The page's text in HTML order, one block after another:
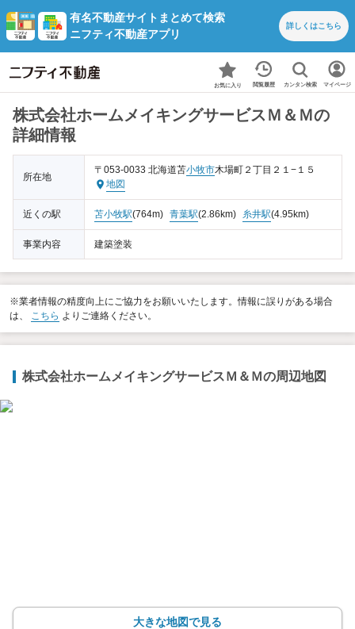
有名不動産サイトまとめて検索
ニフティ不動産アプリ
詳しくはこちら
お気に入り 閲覧履歴 カンタン検索 マイページ
株式会社ホームメイキングサービスＭ＆Ｍの
詳細情報
所在地
〒053-0033 北海道苫小牧市木場町２丁目２１−１５
地図
近くの駅 苫小牧駅(764m) 青葉駅(2.86km) 糸井駅(4.95km)
事業内容 建築塗装
※業者情報の精度向上にご協力をお願いいたします。情報に誤りがある場合
は、 こちら よりご連絡ください。
株式会社ホームメイキングサービスＭ＆Ｍの周辺地図
大きな地図で見る